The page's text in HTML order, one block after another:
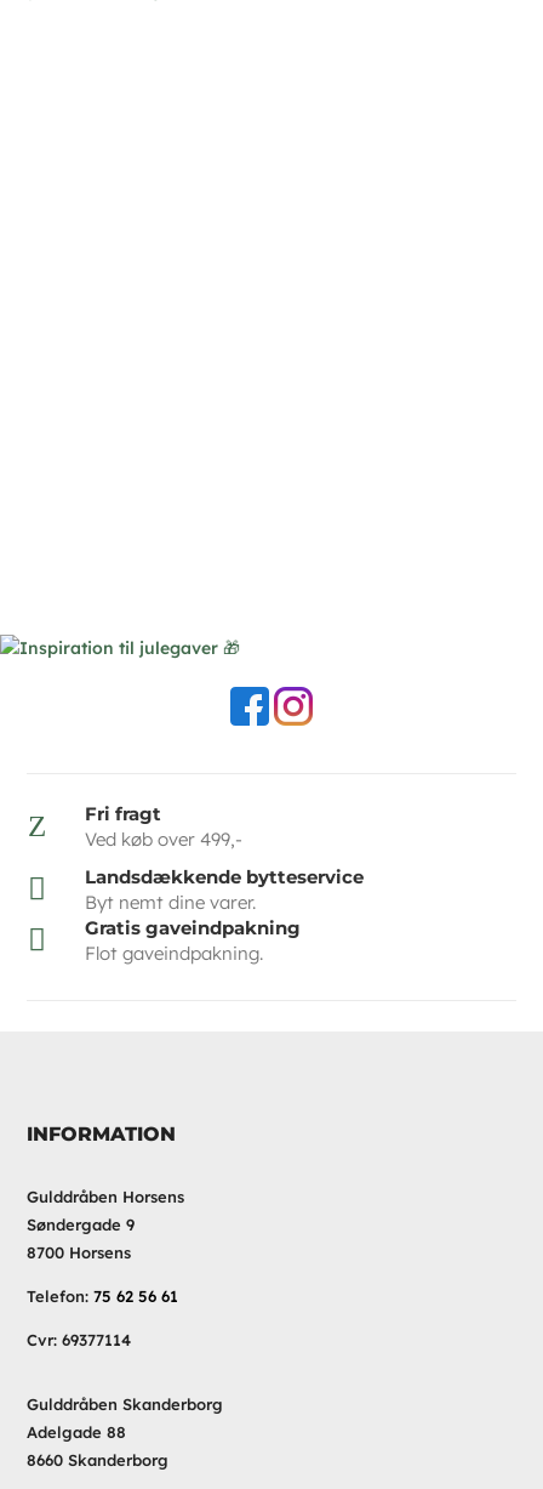
Z
Fri fragt
Ved køb over 499,-

Landsdækkende bytteservice
Byt nemt dine varer.

Gratis gaveindpakning
Flot gaveindpakning.
INFORMATION
Gulddråben Horsens
Søndergade 9
8700 Horsens
Telefon:75 62 56 61
Cvr: 69377114
Gulddråben Skanderborg
Adelgade 88
8660 Skanderborg